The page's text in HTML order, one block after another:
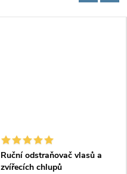
Ruční odstraňovač vlasů a
zvířecích chlupů